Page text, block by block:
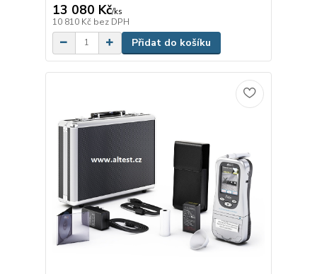
13 080 Kč/ks
10 810 Kč bez DPH
Přidat do košíku